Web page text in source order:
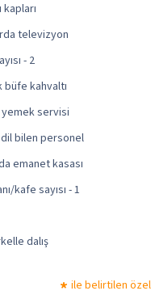
televizyon
- 2
büfe kahvaltı
servisi
bilen personel
emanet kasası
kafe sayısı - 1
dalış
ile belirtilen